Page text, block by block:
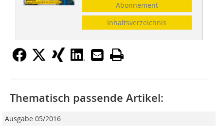
Abonnement
Inhaltsverzeichnis
Thematisch passende Artikel:
Ausgabe 05/2016